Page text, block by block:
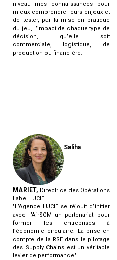
niveau mes connaissances pour
mieux comprendre leurs enjeux et
de tester, par la mise en pratique
du jeu, l’impact de chaque type de
décision, qu’elle soit
commerciale, logistique, de
production ou financière.
Saliha
MARIET, Directrice des Opérations
Label LUCIE
"L’Agence LUCIE se réjouit d’initier
avec l’AfrSCM un partenariat pour
former les entreprises à
l’économie circulaire. La prise en
compte de la RSE dans le pilotage
des Supply Chains est un véritable
levier de performance".